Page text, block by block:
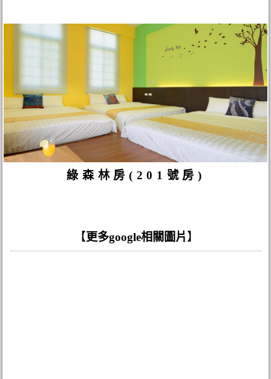
綠森林房(201號房)
【 更多google相關圖片 】